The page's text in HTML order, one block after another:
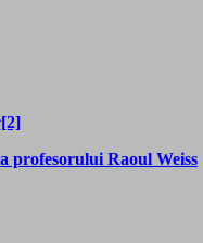
[2]
profesorului Raoul Weiss